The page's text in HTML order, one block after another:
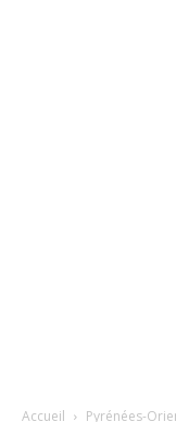
Accueil Pyrénées-